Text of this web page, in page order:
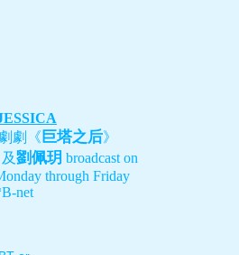
劇《 巨塔之后》
及劉佩玥 broadcast on
through Friday
net